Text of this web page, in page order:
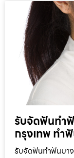
รับจัดฟันทำ
กรุงเทพ ทำ
รับจัดฟันทำฟันบา